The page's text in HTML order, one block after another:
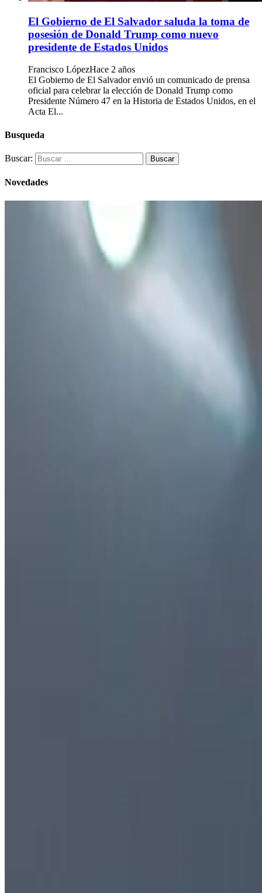
El Gobierno de El Salvador saluda la toma de
posesión de Donald Trump como nuevo
presidente de Estados Unidos
Francisco LópezHace 2 años
El Gobierno de El Salvador envió un comunicado de prensa
oficial para celebrar la elección de Donald Trump como
Presidente Número 47 en la Historia de Estados Unidos, en el
Acta El...
Busqueda
Buscar:
Novedades